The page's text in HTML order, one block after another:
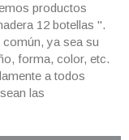
productos
12 botellas ".
ya sea su
forma, color, etc.
a todos
las